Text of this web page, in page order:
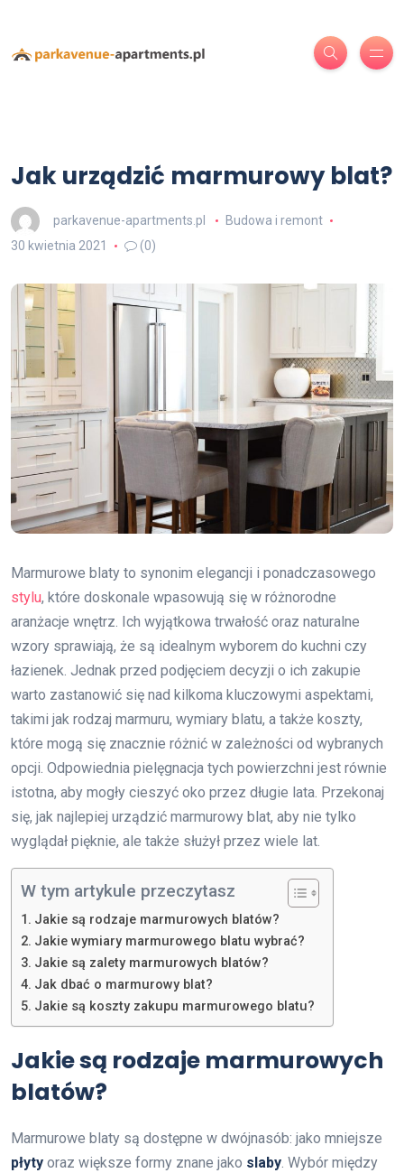
Jak urządzić marmurowy blat?
parkavenue-apartments.pl
Budowa i remont
30 kwietnia 2021
(0)
Marmurowe blaty to synonim elegancji i ponadczasowego
stylu, które doskonale wpasowują się w różnorodne
aranżacje wnętrz. Ich wyjątkowa trwałość oraz naturalne
wzory sprawiają, że są idealnym wyborem do kuchni czy
łazienek. Jednak przed podjęciem decyzji o ich zakupie
warto zastanowić się nad kilkoma kluczowymi aspektami,
takimi jak rodzaj marmuru, wymiary blatu, a także koszty,
które mogą się znacznie różnić w zależności od wybranych
opcji. Odpowiednia pielęgnacja tych powierzchni jest równie
istotna, aby mogły cieszyć oko przez długie lata. Przekonaj
się, jak najlepiej urządzić marmurowy blat, aby nie tylko
wyglądał pięknie, ale także służył przez wiele lat.
W tym artykule przeczytasz
Jakie są rodzaje marmurowych blatów?
Jakie wymiary marmurowego blatu wybrać?
Jakie są zalety marmurowych blatów?
Jak dbać o marmurowy blat?
Jakie są koszty zakupu marmurowego blatu?
Jakie są rodzaje marmurowych
blatów?
Marmurowe blaty są dostępne w dwójnasób: jako mniejsze
płyty oraz większe formy znane jako slaby. Wybór między